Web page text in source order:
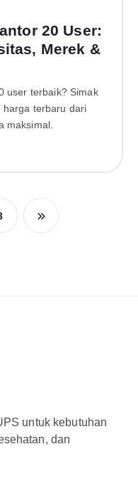
20 User:
Merek &
user terbaik? Simak
harga terbaru dari
maksimal.
untuk kebutuhan
dan